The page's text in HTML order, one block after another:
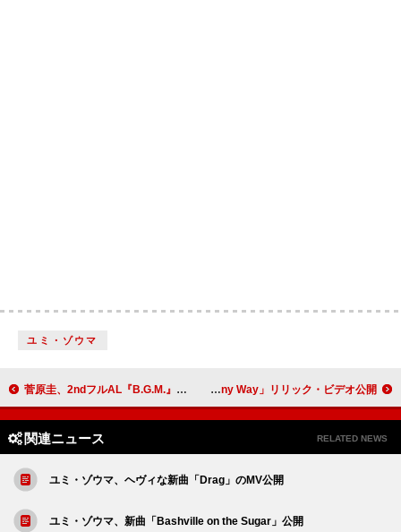
ユミ・ゾウマ
菅原圭、2ndフルAL『B.G.M.』リリース決定 サブリナ・カーペンター、ファンへのサプライズとして「Such a Funny Way」リリック・ビデオ公開
関連ニュース RELATED NEWS
ユミ・ゾウマ、ヘヴィな新曲「Drag」のMV公開
ユミ・ゾウマ、新曲「Bashville on the Sugar」公開